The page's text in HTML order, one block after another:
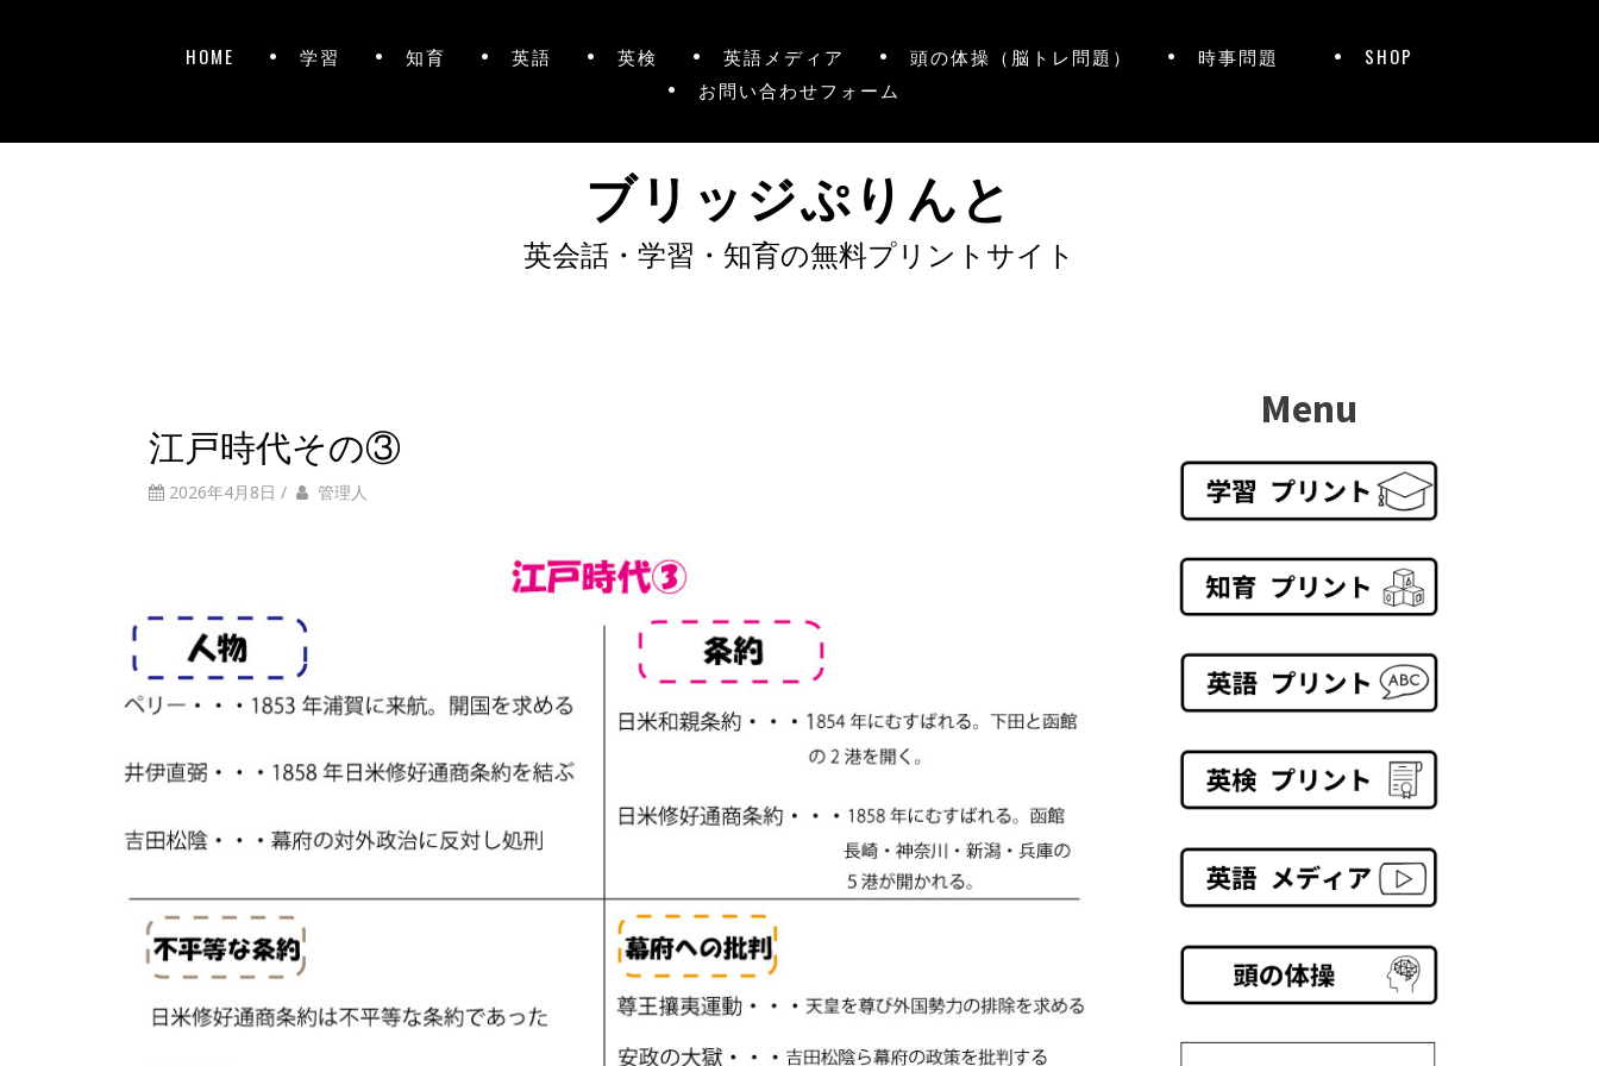
HOME 学習 知育 英語 英検 英語メディア 頭の体操（脳トレ問題） 時事問題
SHOP
お問い合わせフォーム
ブリッジぷりんと
英会話・学習・知育の無料プリントサイト
江戸時代その③
2026年4月8日 / 管理人
Menu